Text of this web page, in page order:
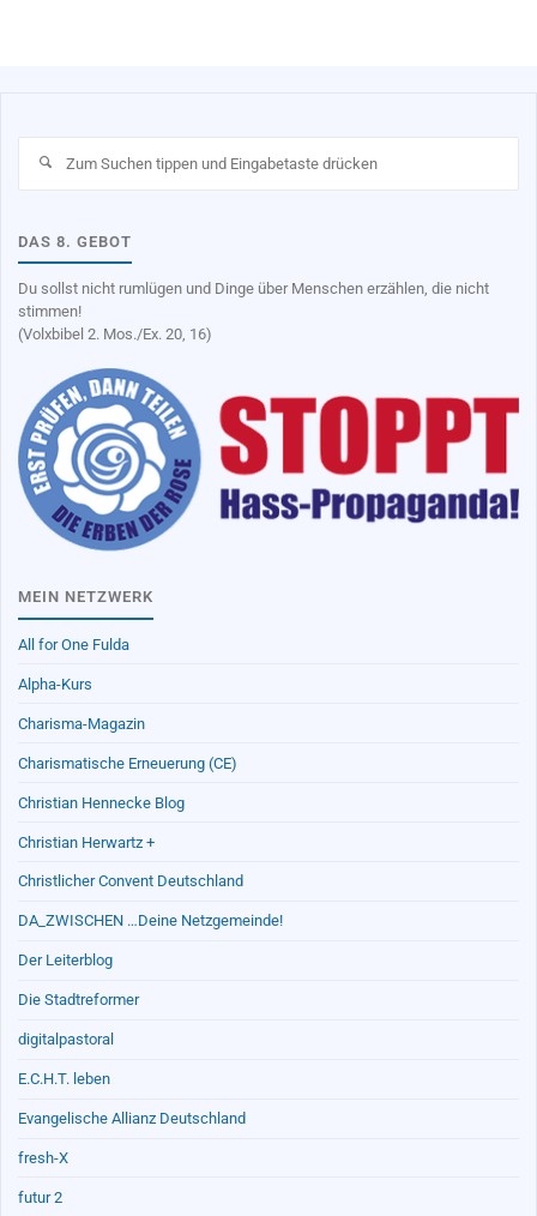
DAS 8. GEBOT
Du sollst nicht rumlügen und Dinge über Menschen erzählen, die nicht
stimmen!
(Volxbibel 2. Mos./Ex. 20, 16)
MEIN NETZWERK
All for One Fulda
Alpha-Kurs
Charisma-Magazin
Charismatische Erneuerung (CE)
Christian Hennecke Blog
Christian Herwartz +
Christlicher Convent Deutschland
DA_ZWISCHEN …Deine Netzgemeinde!
Der Leiterblog
Die Stadtreformer
digitalpastoral
E.C.H.T. leben
Evangelische Allianz Deutschland
fresh-X
futur 2